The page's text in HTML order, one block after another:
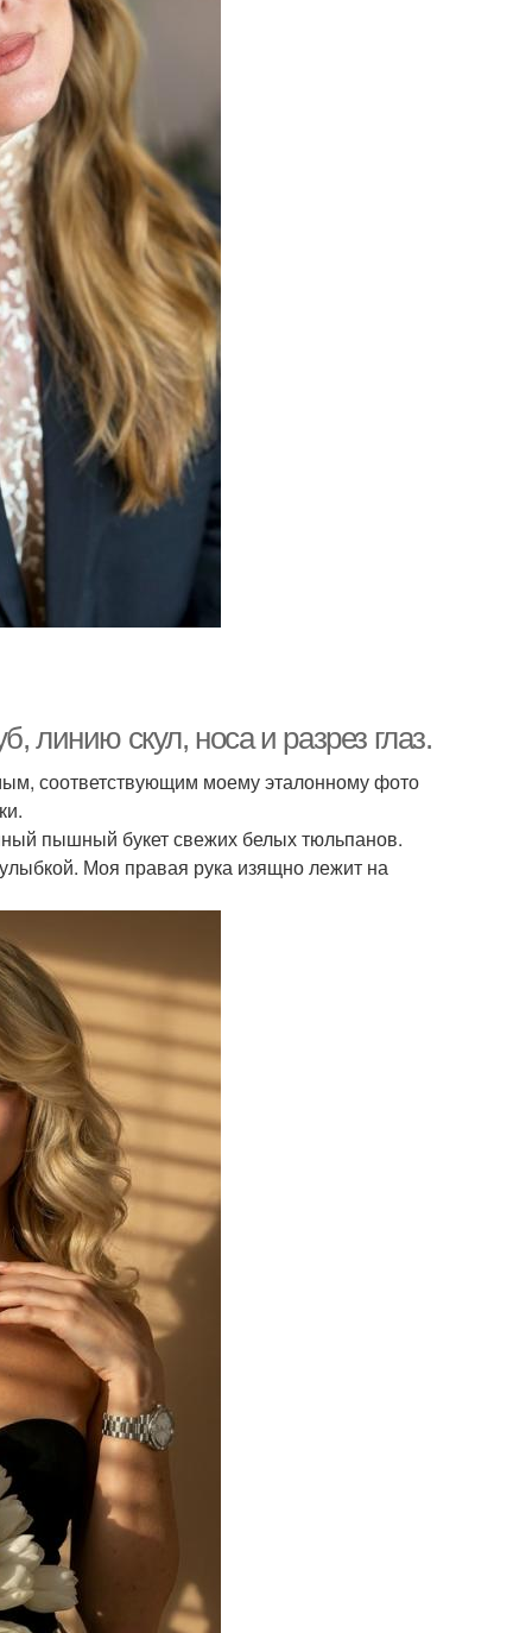
линию скул, носа и разрез глаз.
соответствующим моему эталонному фото
пышный букет свежих белых тюльпанов.
Моя правая рука изящно лежит на